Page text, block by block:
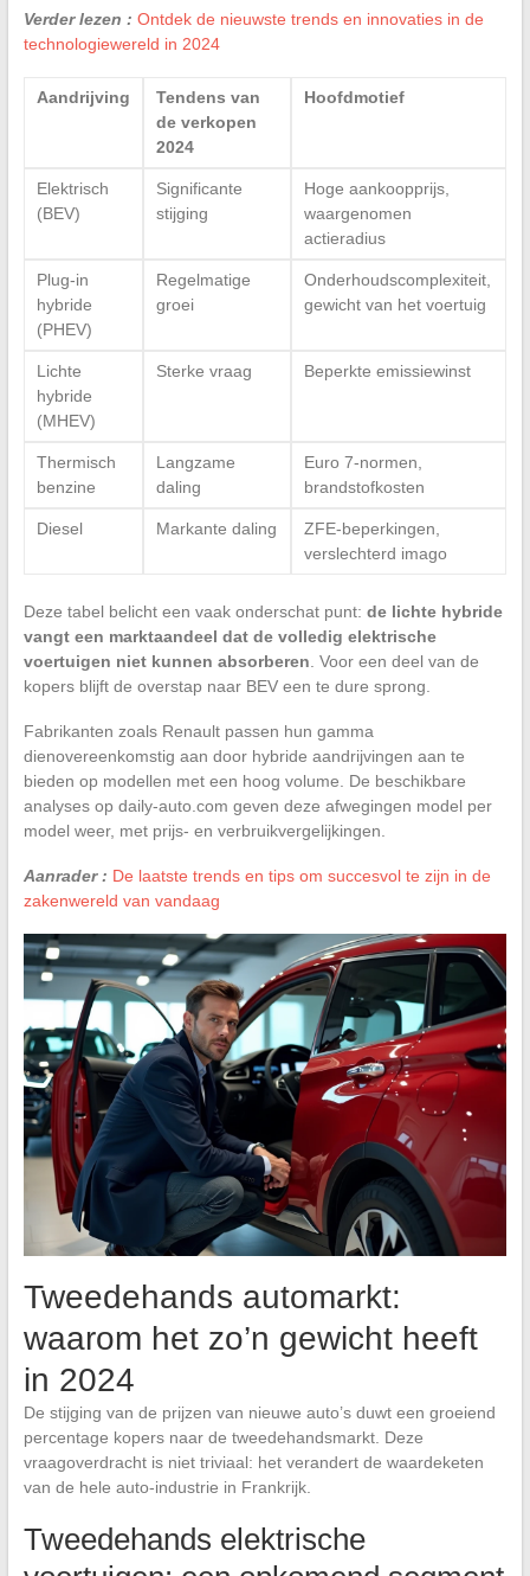
Verder lezen : Ontdek de nieuwste trends en innovaties in de
technologiewereld in 2024
Aandrijving
Tendens van
de verkopen
2024
Hoofdmotief
Elektrisch
(BEV)
Significante
stijging
Hoge aankoopprijs,
waargenomen
actieradius
Plug-in
hybride
(PHEV)
Regelmatige
groei
Onderhoudscomplexiteit,
gewicht van het voertuig
Lichte
hybride
(MHEV)
Sterke vraag Beperkte emissiewinst
Thermisch
benzine
Langzame
daling
Euro 7-normen,
brandstofkosten
Diesel Markante daling
ZFE-beperkingen,
verslechterd imago
Deze tabel belicht een vaak onderschat punt: de lichte hybride
vangt een marktaandeel dat de volledig elektrische
voertuigen niet kunnen absorberen . Voor een deel van de
kopers blijft de overstap naar BEV een te dure sprong.
Fabrikanten zoals Renault passen hun gamma
dienovereenkomstig aan door hybride aandrijvingen aan te
bieden op modellen met een hoog volume. De beschikbare
analyses op daily-auto.com geven deze afwegingen model per
model weer, met prijs- en verbruikvergelijkingen.
Aanrader : De laatste trends en tips om succesvol te zijn in de
zakenwereld van vandaag
Tweedehands automarkt:
waarom het zo’n gewicht heeft
in 2024
De stijging van de prijzen van nieuwe auto’s duwt een groeiend
percentage kopers naar de tweedehandsmarkt. Deze
vraagoverdracht is niet triviaal: het verandert de waardeketen
van de hele auto-industrie in Frankrijk.
Tweedehands elektrische